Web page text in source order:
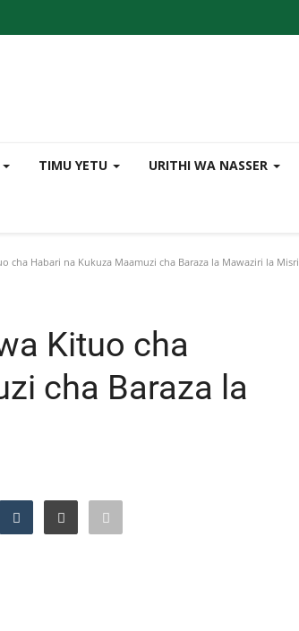
TIMU YETU URITHI WA NASSER
cha Habari na Kukuza Maamuzi cha Baraza la Mawaziri la Misri
Kituo cha
cha Baraza la